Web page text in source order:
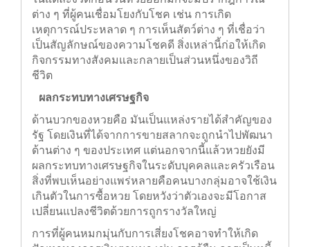
ในแต่ละงวดก่อนวันหวยออกมักจะมีปรากฎการณ์
ต่าง ๆ ที่ผู้คนเชื่อมโยงกับโชค เช่น การเกิด
เหตุการณ์ประหลาด ๆ การเห็นสัตว์ต่าง ๆ ที่เชื่อว่า
เป็นสัญลักษณ์ของความโชคดี สิ่งเหล่านี้ก่อให้เกิด
กิจกรรมทางสังคมและกลายเป็นส่วนหนึ่งของวิถี
ผลกระทบทางเศรษฐกิจ
ด้านบวกของหวยคือ มันเป็นแหล่งรายได้สำคัญ
ของรัฐ โดยเงินที่ได้จากการขายสลากจะถูกนำไป
พัฒนาด้านต่าง ๆ ของประเทศ แต่นอกจากนี้แล้วหวย
ยังมีผลกระทบทางเศรษฐกิจในระดับบุคคลและครัว
เรือน สิ่งที่พบเห็นอย่างแพร่หลายคือคนบางกลุ่มอาจ
ใช้เงินเกินตัวในการซื้อหวย โดยหวังว่าตัวเองจะมี
โอกาสเปลี่ยนแปลงชีวิตด้วยการถูกรางวัลใหญ่